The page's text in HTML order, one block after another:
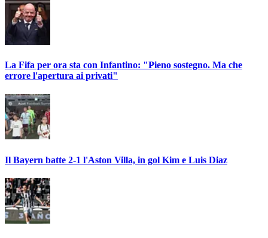
La Fifa per ora sta con Infantino: "Pieno sostegno. Ma che
errore l'apertura ai privati"
Il Bayern batte 2-1 l'Aston Villa, in gol Kim e Luis Diaz